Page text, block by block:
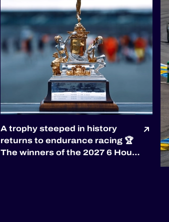
A trophy steeped in history
returns to endurance racing 🏆
The winners of the 2027 6 Hours